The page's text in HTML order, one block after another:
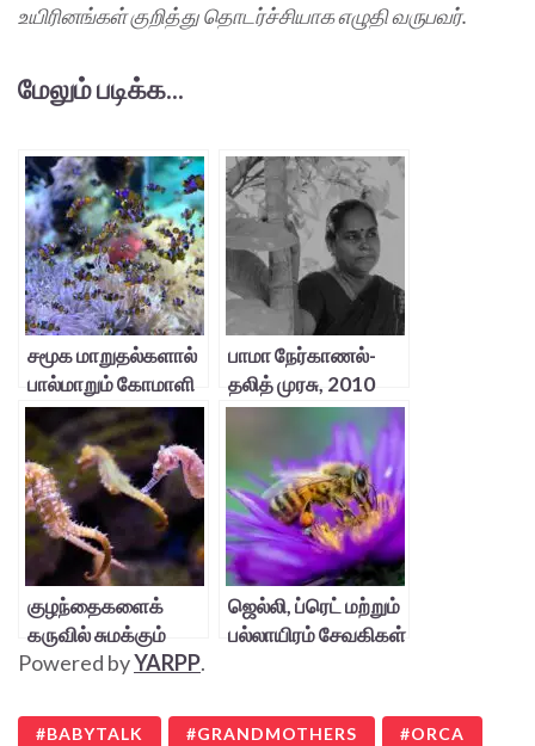
உயிரினங்கள் குறித்து தொடர்ச்சியாக எழுதி வருபவர்.
மேலும் படிக்க...
சமூக மாறுதல்களால்
பால்மாறும் கோமாளி
மீன்கள்
பாமா நேர்காணல்-
தலித் முரசு, 2010
குழந்தைகளைக்
கருவில் சுமக்கும்
தந்தை!
ஜெல்லி, ப்ரெட் மற்றும்
பல்லாயிரம் சேவகிகள்
Powered byYARPP.
BABYTALK GRANDMOTHERS ORCA